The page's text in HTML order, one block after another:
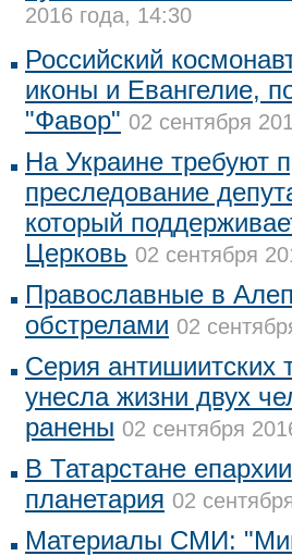
2016 года, 14:30
Российский
иконы и Евангелие,
"Фавор" 02 сентября
На Украине требуют
преследование
который
Церковь 02 сентября
Православные в
обстрелами 02
Серия антишиитских
унесла жизни двух
ранены 02 сентября
В Татарстане
планетария 02
Материалы СМИ: